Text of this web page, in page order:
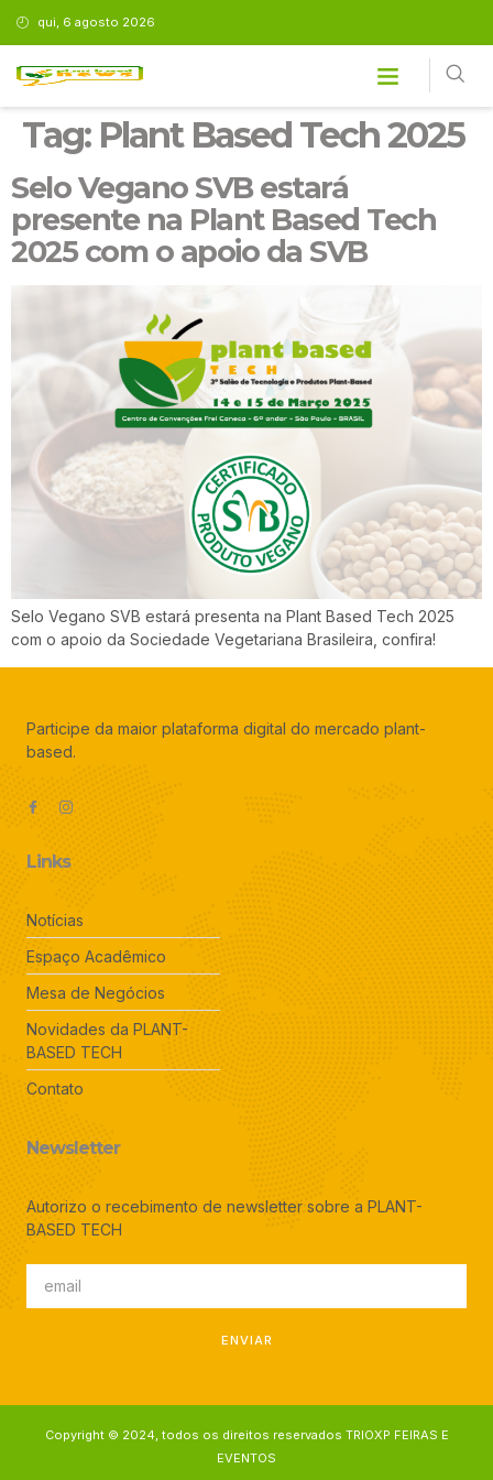
qui, 6 agosto 2026
Tag: Plant Based Tech 2025
Selo Vegano SVB estará
presente na Plant Based Tech
2025 com o apoio da SVB
Selo Vegano SVB estará presenta na Plant Based Tech 2025
com o apoio da Sociedade Vegetariana Brasileira, confira!
Participe da maior plataforma digital do mercado plant-
based.
Links
Notícias
Espaço Acadêmico
Mesa de Negócios
Novidades da PLANT-
BASED TECH
Contato
Newsletter
Autorizo o recebimento de newsletter sobre a PLANT-
BASED TECH
ENVIAR
Copyright © 2024, todos os direitos reservados TRIOXP FEIRAS E
EVENTOS